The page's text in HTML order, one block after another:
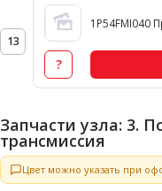
13
1P54FMI040
?
Запчасти узла: 3.
трансмиссия
Цвет можно указать при